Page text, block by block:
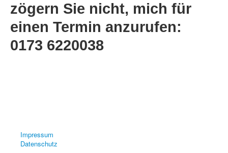
zögern Sie nicht, mich für
einen Termin anzurufen:
0173 6220038
Impressum
Datenschutz